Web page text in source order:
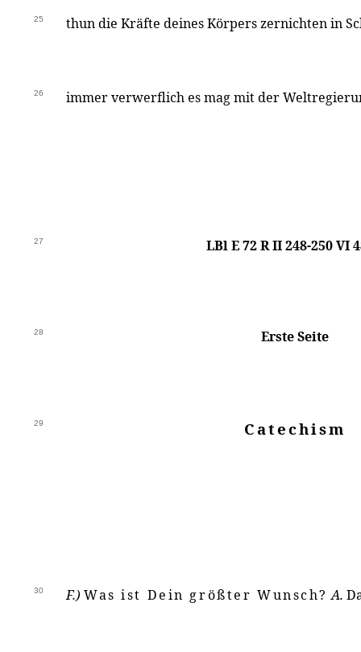
25 thun die Kräfte deines Körpers zernichten in
26 immer verwerflich es mag mit der
27 LBl E 72 R II 248-250 VI
28 Erste Seite
29 Catechism
30 F.) Was ist Dein größter Wunsch? A.